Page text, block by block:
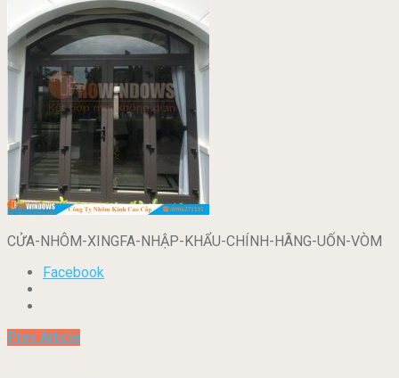
CỬA-NHÔM-XINGFA-NHẬP-KHẨU-CHÍNH-HÃNG-UỐN-VÒM
Facebook
Prev Article